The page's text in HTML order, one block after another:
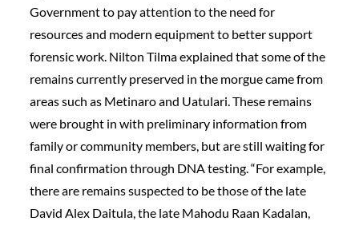
Government to pay attention to the need for
resources and modern equipment to better support
forensic work. Nilton Tilma explained that some of the
remains currently preserved in the morgue came from
areas such as Metinaro and Uatulari. These remains
were brought in with preliminary information from
family or community members, but are still waiting for
final confirmation through DNA testing. “For example,
there are remains suspected to be those of the late
David Alex Daitula, the late Mahodu Raan Kadalan,